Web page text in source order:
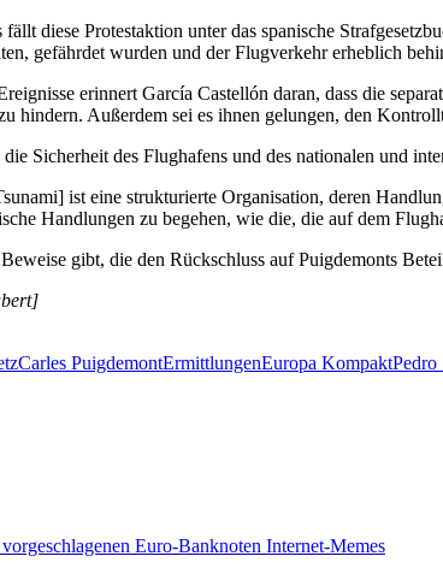
diese Protestaktion unter das spanische
gefährdet wurden und der Flugverkehr erheblich
erinnert García Castellón daran, dass die
hindern. Außerdem sei es ihnen gelungen, den
Sicherheit des Flughafens und des nationalen und
ist eine strukturierte Organisation, deren
Handlungen zu begehen, wie die, die auf dem
gibt, die den Rückschluss auf Puigdemonts
Carles PuigdemontErmittlungenEuropa KompaktPedro
Euro-Banknoten Internet-Memes